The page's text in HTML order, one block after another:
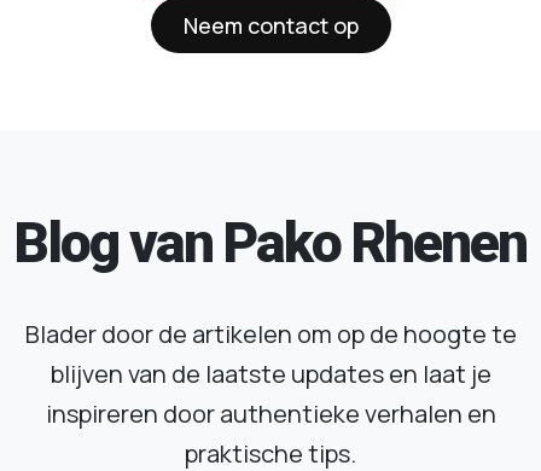
Neem contact op
Blog van Pako Rhenen
Blader door de artikelen om op de hoogte te
blijven van de laatste updates en laat je
inspireren door authentieke verhalen en
praktische tips.